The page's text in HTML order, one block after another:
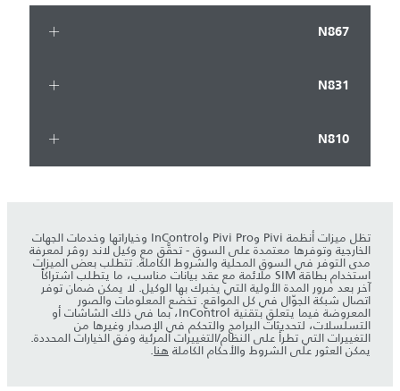
N867
N831
N810
تظل ميزات أنظمة Pivi وPivi Pro وInControl وخياراتها وخدمات الجهات
الخارجية وتوفرها معتمدة على السوق - تحقَّق مع وكيل لاند روڤر لمعرفة
مدى التوفر في السوق المحلية والشروط الكاملة. تتطلب بعض الميزات
استخدام بطاقة SIM ملائمة مع عقد بيانات مناسب، ما يتطلب اشتراكاً
آخر بعد مرور المدة الأولية التي يخبرك بها الوكيل. لا يمكن ضمان توفر
اتصال شبكة الجوّال في كل المواقع. تخضع المعلومات والصور
المعروضة فيما يتعلق بتقنية InControl، بما في ذلك الشاشات أو
التسلسلات، لتحديثات البرامج والتحكم في الإصدار وغيرها من
التغييرات التي تطرأ على النظام/التغييرات المرئية وفق الخيارات المحددة.
يمكن العثور على الشروط والأحكام الكاملة هنا.